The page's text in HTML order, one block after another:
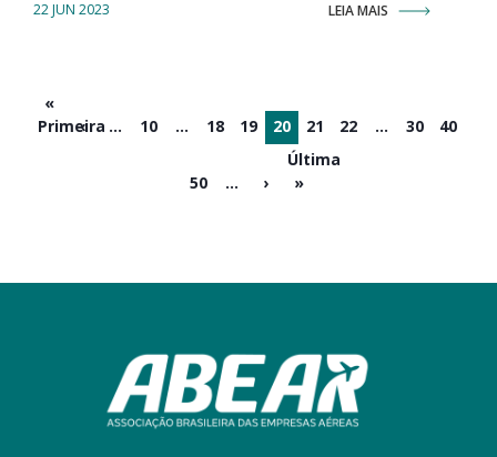
22 JUN 2023 LEIA MAIS
«
Primeira
‹ ... 10 ... 18 19 20 21 22 ... 30 40
50 ... ›
Última
»